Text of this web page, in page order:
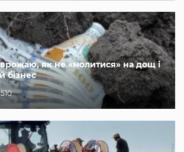
як не «молитися» на дощ і
бізнес